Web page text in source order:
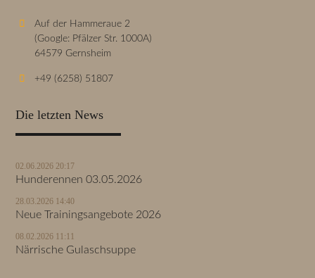
Auf der Hammeraue 2
(Google: Pfälzer Str. 1000A)
64579 Gernsheim
+49 (6258) 51807
Die letzten News
02.06.2026 20:17
Hunderennen 03.05.2026
28.03.2026 14:40
Neue Trainingsangebote 2026
08.02.2026 11:11
Närrische Gulaschsuppe